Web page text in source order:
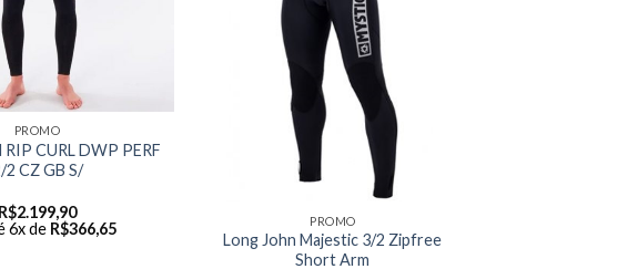
PROMO
RIP CURL DWP PERF
2 CZ GB S/
R$2.199,90
6x de R$366,65 PROMO
Long John Majestic 3/2 Zipfree
Short Arm